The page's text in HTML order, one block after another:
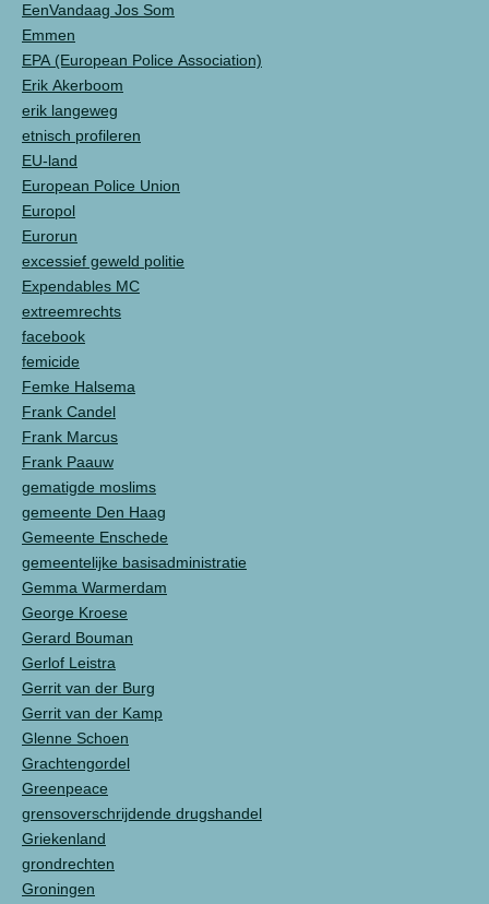
EenVandaag Jos Som
Emmen
EPA (European Police Association)
Erik Akerboom
erik langeweg
etnisch profileren
EU-land
European Police Union
Europol
Eurorun
excessief geweld politie
Expendables MC
extreemrechts
facebook
femicide
Femke Halsema
Frank Candel
Frank Marcus
Frank Paauw
gematigde moslims
gemeente Den Haag
Gemeente Enschede
gemeentelijke basisadministratie
Gemma Warmerdam
George Kroese
Gerard Bouman
Gerlof Leistra
Gerrit van der Burg
Gerrit van der Kamp
Glenne Schoen
Grachtengordel
Greenpeace
grensoverschrijdende drugshandel
Griekenland
grondrechten
Groningen